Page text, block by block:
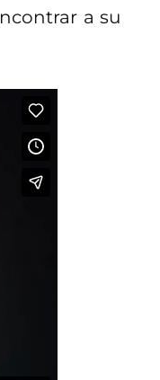
a su